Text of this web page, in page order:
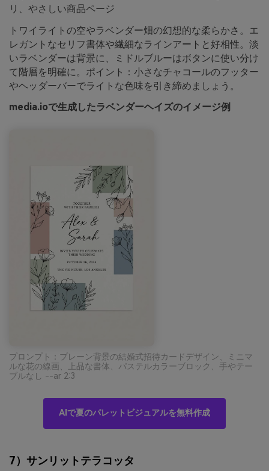
リ、やさしい商品ページ
トワイライトの空やラベンダー畑の幻想的な柔らかさ。エ
レガントなセリフ書体や繊細なラインアートと好相性。淡
いラベンダーは背景に、ミドルブルーはボタンに使い分け
て階層を明確に。ポイント：小さなチャコールのフッター
やヘッダーバーでライトな色味を引き締めましょう。
media.ioで生成したラベンダーヘイズのイメージ例
プロンプト：プレーン背景の結婚式招待カードデザイン、ミニマ
ルな花の線画、上品な書体、パステルカラーブロック、手やテー
ブルなし --ar 2:3
AIで夏のパレットビジュアルを無料作成
7）サンリットテラコッタ